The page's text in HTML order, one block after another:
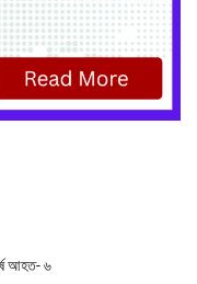
আহত- ৬